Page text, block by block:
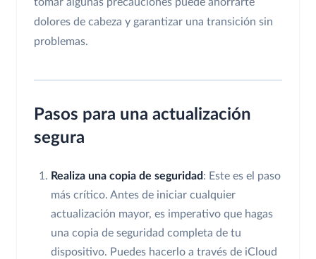
dolores de cabeza y garantizar una transición sin
problemas.
Pasos para una actualización
segura
Realiza una copia de seguridad: Este es el paso
más crítico. Antes de iniciar cualquier
actualización mayor, es imperativo que hagas
una copia de seguridad completa de tu
dispositivo. Puedes hacerlo a través de iCloud